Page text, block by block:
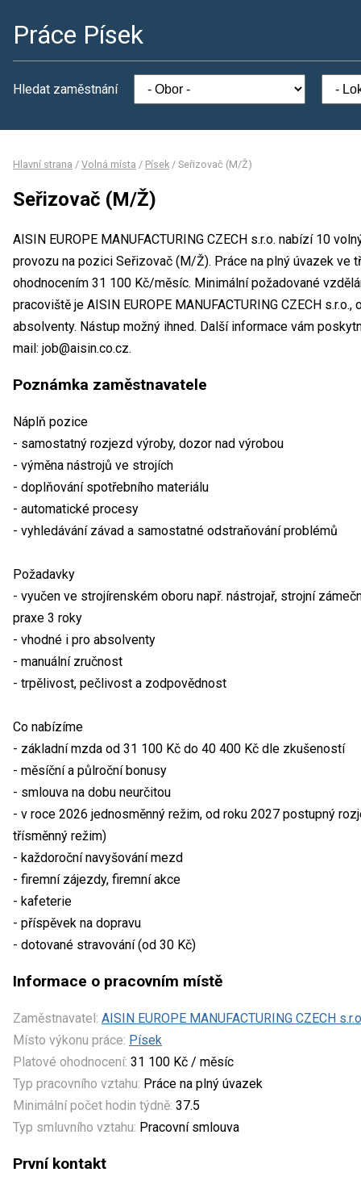
Práce Písek
Hledat zaměstnání
Hlavní strana / Volná místa / Písek / Seřizovač (M/Ž)
Seřizovač (M/Ž)
AISIN EUROPE MANUFACTURING CZECH s.r.o. nabízí 10
provozu na pozici Seřizovač (M/Ž). Práce na plný úvazek ve
ohodnocením 31 100 Kč/měsíc. Minimální požadované
pracoviště je AISIN EUROPE MANUFACTURING CZECH
absolventy. Nástup možný ihned. Další informace vám
mail: job@aisin.co.cz.
Poznámka zaměstnavatele
Náplň pozice
- samostatný rozjezd výroby, dozor nad výrobou
- výměna nástrojů ve strojích
- doplňování spotřebního materiálu
- automatické procesy
- vyhledávání závad a samostatné odstraňování problémů
Požadavky
- vyučen ve strojírenském oboru např. nástrojař, strojní
praxe 3 roky
- vhodné i pro absolventy
- manuální zručnost
- trpělivost, pečlivost a zodpovědnost
Co nabízíme
- základní mzda od 31 100 Kč do 40 400 Kč dle zkušeností
- měsíční a půlroční bonusy
- smlouva na dobu neurčitou
- v roce 2026 jednosměnný režim, od roku 2027 postupný
třísměnný režim)
- každoroční navyšování mezd
- firemní zájezdy, firemní akce
- kafeterie
- příspěvek na dopravu
- dotované stravování (od 30 Kč)
Informace o pracovním místě
Zaměstnavatel: AISIN EUROPE MANUFACTURING CZECH
Místo výkonu práce: Písek
Platové ohodnocení: 31 100 Kč / měsíc
Typ pracovního vztahu: Práce na plný úvazek
Minimální počet hodin týdně: 37.5
Typ smluvního vztahu: Pracovní smlouva
První kontakt